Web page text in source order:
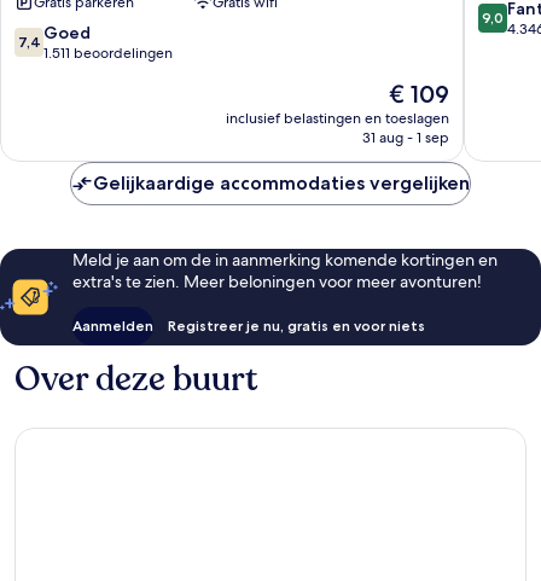
Toronto
Airport
Etobicoke
7.4
van
7,4 Goed
1.511 beoordelingen
De
prijs
is
€ 109
inclusief belastingen en toeslagen
31 aug - 1 sep
9.0
van
9,0
Gelijkaardige accommodaties vergelijken
Meld je aan om de in aanmerking komende kortingen en
extra's te zien. Meer beloningen voor meer avonturen!
Aanmelden Registreer je nu, gratis en voor niets
Over deze buurt